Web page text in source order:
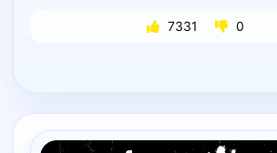
7331 0